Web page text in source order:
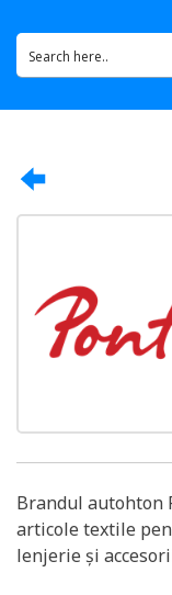
Brandul autohton
articole textile
lenjerie și